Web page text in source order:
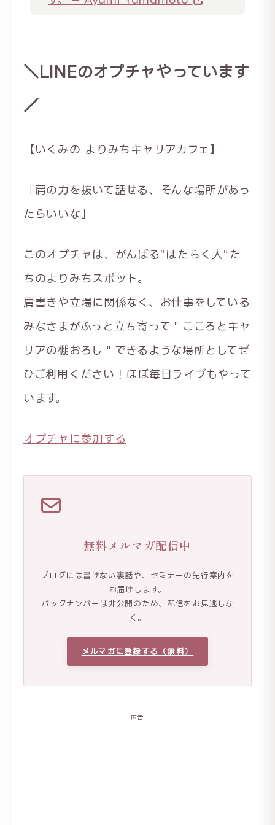
＼LINEのオプチャやっています
／
【いくみの よりみちキャリアカフェ】
「肩の力を抜いて話せる、そんな場所があっ
たらいいな」
このオプチャは、がんばる“はたらく人”た
ちのよりみちスポット。
肩書きや立場に関係なく、お仕事をしている
みなさまがふっと立ち寄って＂こころとキャ
リアの棚おろし＂できるような場所としてぜ
ひご利用ください！ほぼ毎日ライブもやって
います。
オプチャに参加する
無料メルマガ配信中
ブログには書けない裏話や、セミナーの先行案内を
お届けします。
バックナンバーは非公開のため、配信をお見逃しな
く。
メルマガに登録する（無料）
広告